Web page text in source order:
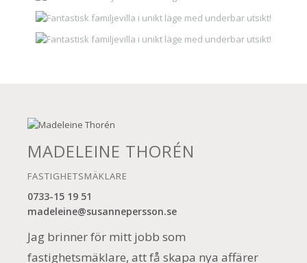
MADELEINE THORÉN
FASTIGHETSMÄKLARE
0733-15 19 51
madeleine@susannepersson.se
Jag brinner för mitt jobb som
fastighetsmäklare, att få skapa nya affärer